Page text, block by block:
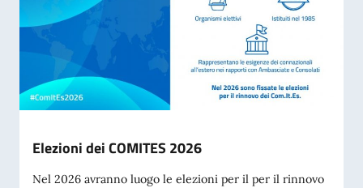
Elezioni dei COMITES 2026
Nel 2026 avranno luogo le elezioni per il per il rinnovo